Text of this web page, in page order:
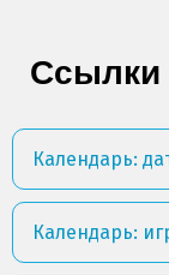
Ссылки
Календарь:
Календарь: